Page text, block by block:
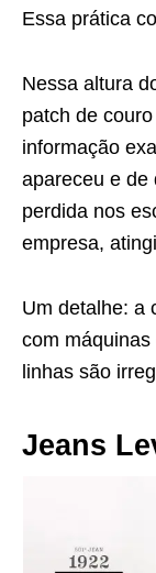
Essa prática
Nessa altura
patch de
informação
apareceu e de
perdida nos
empresa,
Um detalhe: a
com
linhas são
Jeans